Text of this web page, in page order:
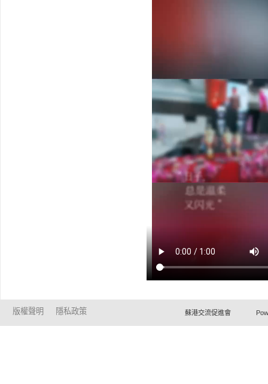
版權聲明 隱私政策 蘇港交流促進會